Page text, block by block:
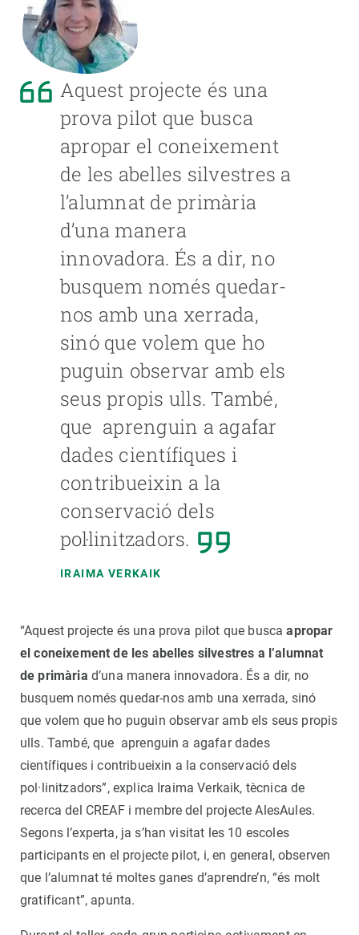
Aquest projecte és una
prova pilot que busca
apropar el coneixement
de les abelles silvestres a
l’alumnat de primària
d’una manera
innovadora. És a dir, no
busquem només quedar-
nos amb una xerrada,
sinó que volem que ho
puguin observar amb els
seus propis ulls. També,
que aprenguin a agafar
dades científiques i
contribueixin a la
conservació dels
pol·linitzadors.
IRAIMA VERKAIK
“Aquest projecte és una prova pilot que buscaapropar
el coneixement de les abelles silvestres a l’alumnat
de primària d’una manera innovadora. És a dir, no
busquem només quedar-nos amb una xerrada, sinó
que volem que ho puguin observar amb els seus propis
ulls. També, que aprenguin a agafar dades
científiques i contribueixin a la conservació dels
pol·linitzadors”, explica Iraima Verkaik, tècnica de
recerca del CREAF i membre del projecte AlesAules.
Segons l’experta, ja s’han visitat les 10 escoles
participants en el projecte pilot, i, en general, observen
que l’alumnat té moltes ganes d’aprendre’n, “és molt
gratificant”, apunta.